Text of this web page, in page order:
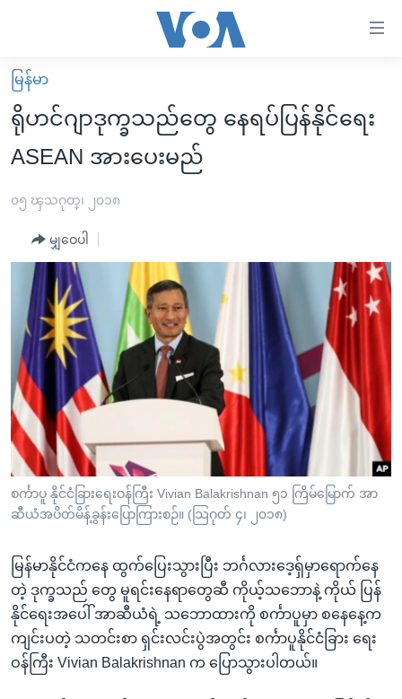
လွယ်ကူ
စေ
သည့်
များ
အကြောင်းအရာ
ကျော်
ကြည့်
ပင်မ
အ
ညွန်း
စာမျက်နှာ
သို့
ကျော်
ရန်
ရှာဖွေ
နေရာ
ကျော်
မူလစာမျက်နှာ
မြန်မာ
ကမ္ဘာ့သတင်းများ
အစ္စရေး-ပါလက်စတိုင်း
ရပ်ဝန်းတခု လမ်းတခု အလွန်
အင်္ဂလိပ်စာလေ့လာမယ်
အမေရိကန်သုံးအီဒီယံ
မကြေးမုံရဲ့ အင်္ဂလိပ်စာ
ရုပ်ရှင်ထဲက အင်္ဂလိပ်စာ
သုတပဒေသာ အင်္ဂလိပ်စာ
အပတ်စဉ်ကဏ္ဍများ
ရေဒီယို
တီဗွီ
ရေဒီယိုနှင့်ရုပ်သံ အချက်အလက်များ
ရေဒီယို/တီဗွီအစီအစဉ်
Learning English
ဗွီအိုအေ လူမှုကွန်ယက်များ
ဘာသာစကားများ
မြန်မာ
ရိုဟင်ဂျာဒုက္ခသည်တွေ နေရပ်ပြန်နိုင်ရေး
ASEAN အားပေးမည်
၀၅ ၾသဂုတ္၊ ၂၀၁၈
မျှဝေပါ
စင်္ကာပူ နိုင်ငံခြားရေးဝန်ကြီး Vivian Balakrishnan ၅၁ ကြိမ်မြောက် အာ
ဆီယံအပိတ်မိန့်ခွန်းပြောကြားစဉ်။ (သြဂုတ် ၄၊ ၂၀၁၈)
မြန်မာနိုင်ငံကနေ ထွက်ပြေးသွားပြီး ဘင်္ဂလားဒေ့ရှ်မှာရောက်နေ
တဲ့ ဒုက္ခသည် တွေ မူရင်းနေရာတွေဆီ ကိုယ့်သဘောနဲ့ ကိုယ် ပြန်
နိုင်ရေးအပေါ် အာဆီယံရဲ့ သဘောထားကို စင်္ကာပူမှာ စနေနေ့က
ကျင်းပတဲ့ သတင်းစာ ရှင်းလင်းပွဲအတွင်း စင်္ကာပူနိုင်ငံခြား ရေး
ဝန်ကြီး Vivian Balakrishnan က ပြောသွားပါတယ်။